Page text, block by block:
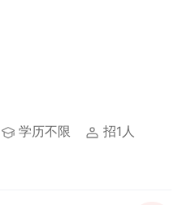
学历不限 招1人